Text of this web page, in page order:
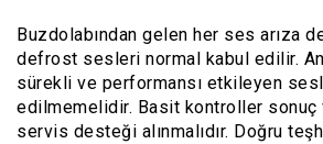
Buzdolabından gelen her ses arıza
defrost sesleri normal kabul edilir.
sürekli ve performansı etkileyen
edilmemelidir. Basit kontroller
servis desteği alınmalıdır. Doğru